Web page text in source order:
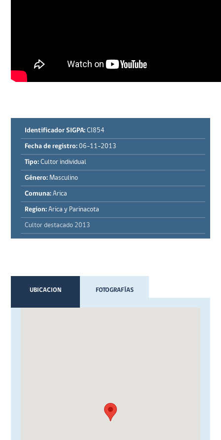
Identificador SIGPA: CI854
Fecha de registro: 06-11-2013
Tipo: Cultor individual
Género: Masculino
Comuna: Arica
Region: Arica y Parinacota
Cultor destacado 2013
UBICACION FOTOGRAFÍAS